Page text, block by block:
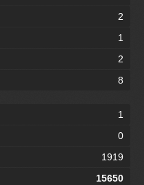
2
1
2
8
1
0
1919
15650